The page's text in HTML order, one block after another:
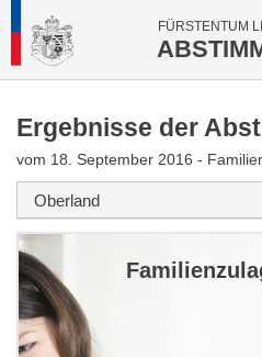
FÜRSTENTUM
Ergebnisse der
vom 18. September 2016 -